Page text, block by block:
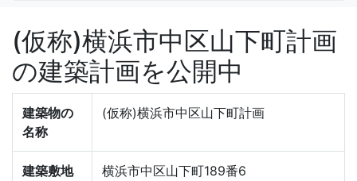
(仮称)横浜市中区山下町計画
の建築計画を公開中
建築物の
名称
(仮称)横浜市中区山下町計画
建築敷地
横浜市中区山下町189番6